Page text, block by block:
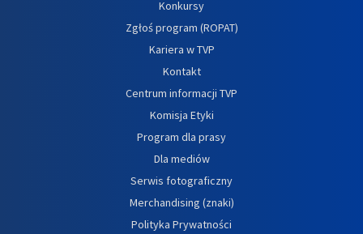
Konkursy
Zgłoś program (ROPAT)
Kariera w TVP
Kontakt
Centrum informacji TVP
Komisja Etyki
Program dla prasy
Dla mediów
Serwis fotograficzny
Merchandising (znaki)
Polityka Prywatności